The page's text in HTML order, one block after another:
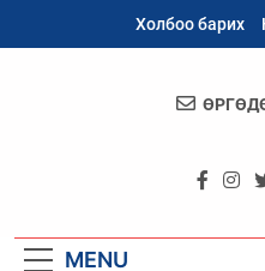
Холбоо барих
MENU